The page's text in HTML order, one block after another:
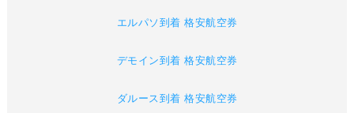
エルパソ到着 格安航空券
デモイン到着 格安航空券
ダルース到着 格安航空券